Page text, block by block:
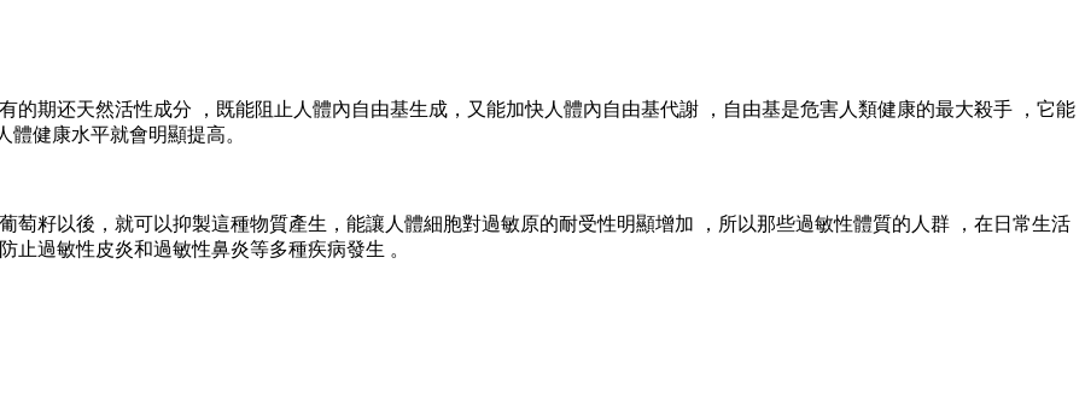
期还天然活性成分 ，既能阻止人體內自由基生成 ，又能加快人體內自由基代謝 ，自由基是危害人類健康的最大殺手 ，它能
體健康水平就會明顯提高。
以後，就可以抑製這種物質產生，能讓人體細胞對過敏原的耐受性明顯增加 ，所以那些過敏性體質的人群 ，在日常生活
止過敏性皮炎和過敏性鼻炎等多種疾病發生 。